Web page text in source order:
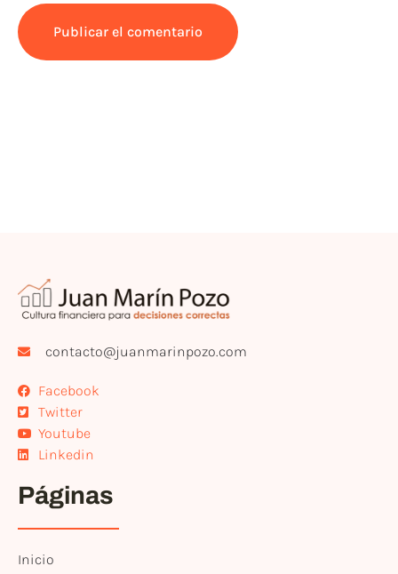
contacto@juanmarinpozo.com
Facebook
Twitter
Youtube
Linkedin
Páginas
Inicio